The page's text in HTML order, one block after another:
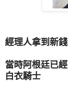
經理人拿到新
當時阿根廷已
白衣騎士